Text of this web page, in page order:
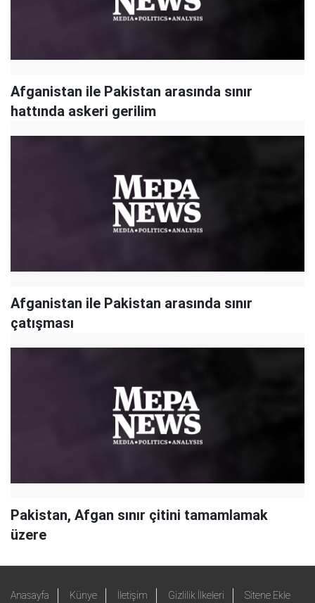
Afganistan ile Pakistan arasında sınır
hattında askeri gerilim
Afganistan ile Pakistan arasında sınır
çatışması
Pakistan, Afgan sınır çitini tamamlamak
üzere
Anasayfa Künye İletişim Gizlilik İlkeleri Sitene Ekle